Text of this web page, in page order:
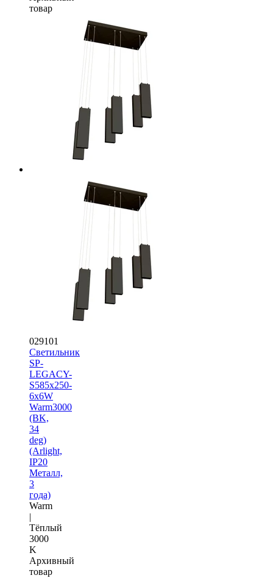
товар
029101
Светильник
SP-
LEGACY-
S585x250-
6x6W
Warm3000
(BK,
34
deg)
(Arlight,
IP20
Металл,
3
года)
Warm
|
Тёплый
3000
K
Архивный
товар